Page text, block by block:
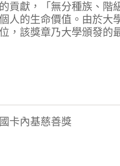
貢獻，「無分種族、階
人的生命價值。由於大
，該獎章乃大學頒發的
卡內基慈善獎